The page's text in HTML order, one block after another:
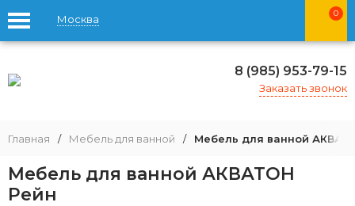
Москва 0
8 (985) 953-79-15
Заказать звонок
Главная / Мебель для ванной / Мебель для ванной
Мебель для ванной АКВАТОН
Рейн